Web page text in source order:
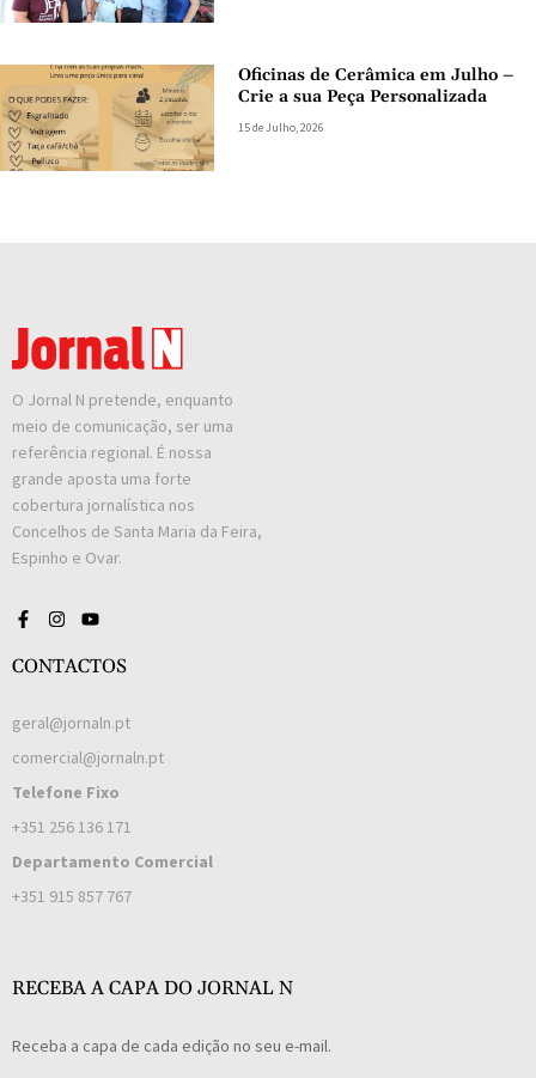
Oficinas de Cerâmica em Julho –
Crie a sua Peça Personalizada
15 de Julho, 2026
O Jornal N pretende, enquanto
meio de comunicação, ser uma
referência regional. É nossa
grande aposta uma forte
cobertura jornalística nos
Concelhos de Santa Maria da Feira,
Espinho e Ovar.
CONTACTOS
geral@jornaln.pt
comercial@jornaln.pt
Telefone Fixo
+351 256 136 171
Departamento Comercial
+351 915 857 767
RECEBA A CAPA DO JORNAL N
Receba a capa de cada edição no seu e-mail.